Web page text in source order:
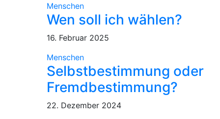
Menschen
Wen soll ich wählen?
16. Februar 2025
Menschen
Selbstbestimmung oder
Fremdbestimmung?
22. Dezember 2024